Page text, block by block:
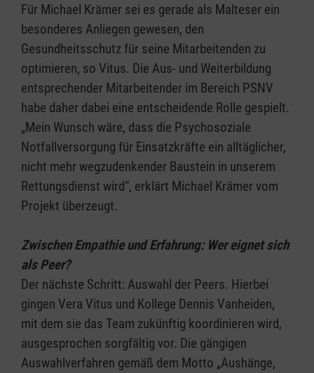
Für Michael Krämer sei es gerade als Malteser ein
besonderes Anliegen gewesen, den
Gesundheitsschutz für seine Mitarbeitenden zu
optimieren, so Vitus. Die Aus- und Weiterbildung
entsprechender Mitarbeitender im Bereich PSNV
habe daher dabei eine entscheidende Rolle gespielt.
„Mein Wunsch wäre, dass die Psychosoziale
Notfallversorgung für Einsatzkräfte ein alltäglicher,
nicht mehr wegzudenkender Baustein in unserem
Rettungsdienst wird“, erklärt Michael Krämer vom
Projekt überzeugt.
Zwischen Empathie und Erfahrung: Wer eignet sich
als Peer?
Der nächste Schritt: Auswahl der Peers. Hierbei
gingen Vera Vitus und Kollege Dennis Vanheiden,
mit dem sie das Team zukünftig koordinieren wird,
ausgesprochen sorgfältig vor. Die gängigen
Auswahlverfahren gemäß dem Motto „Aushänge,